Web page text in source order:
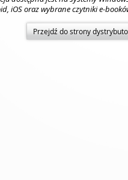
iOS oraz wybrane czytniki e-
Przejdź do strony